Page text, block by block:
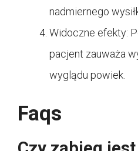
nadmiernego
Widoczne efekty:
pacjent zauważa
wyglądu powiek.
Faqs